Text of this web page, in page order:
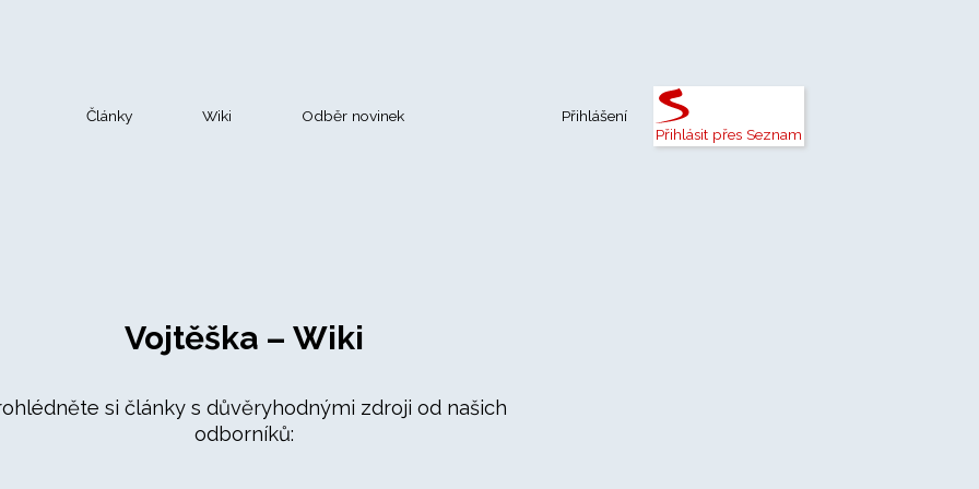
Články Wiki Odběr novinek
Přihlášení
Přihlásit přes Seznam
Vojtěška – Wiki
si články s důvěryhodnými zdroji od našich
odborníků: